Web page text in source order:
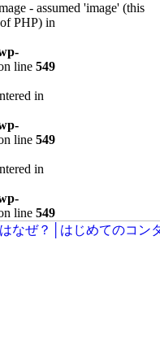
- assumed 'image' (this
PHP) in
line 549
in
line 549
in
line 549